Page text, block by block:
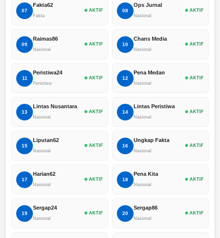
07
Fakta62
Fakta
AKTIF 08
Ops Jurnal
Nasional
AKTIF
09
Raimas86
Nasional
AKTIF 10
Chans Media
Nasional
AKTIF
11
Peristiwa24
Peristiwa
AKTIF 12
Pena Medan
Nasional
AKTIF
13
Lintas Nusantara
Nasional
AKTIF 14
Lintas Peristiwa
Nasional
AKTIF
15
Liputan62
Nasional
AKTIF 16
Ungkap Fakta
Nasional
AKTIF
17
Harian62
Nasional
AKTIF 18
Pena Kita
Nasional
AKTIF
19
Sergap24
Nasional
AKTIF 20
Sergap86
Nasional
AKTIF